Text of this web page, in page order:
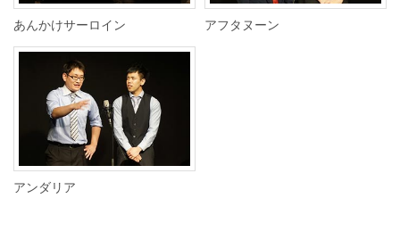
あんかけサーロイン アフタヌーン
アンダリア